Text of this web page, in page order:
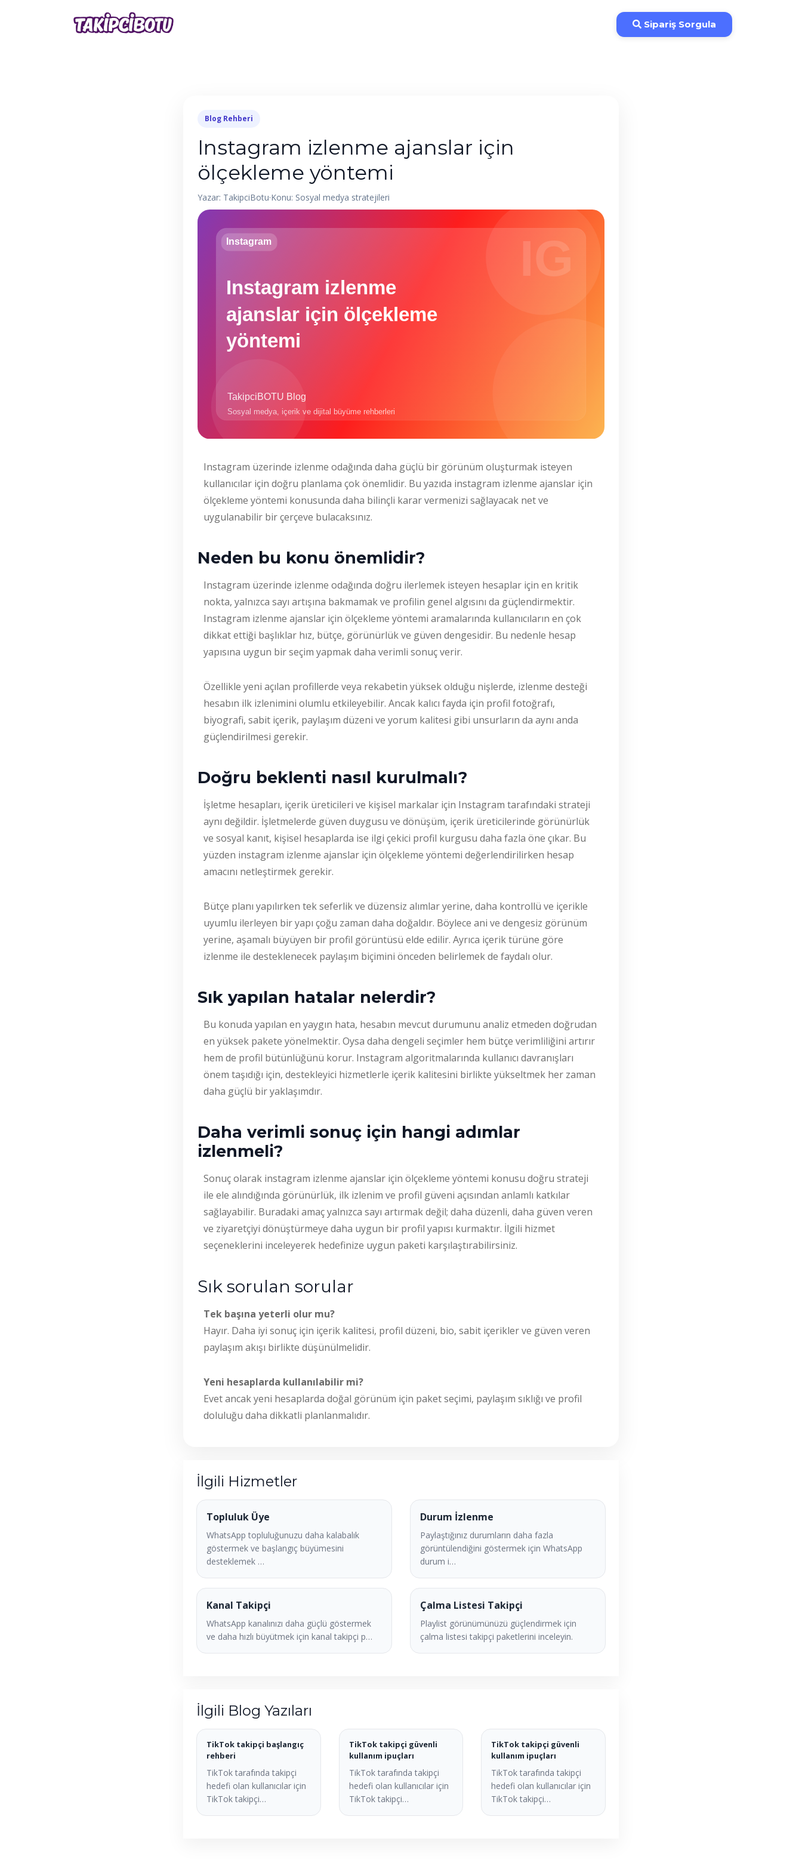
Sipariş Sorgula
Blog Rehberi
Instagram izlenme ajanslar için
ölçekleme yöntemi
Yazar: TakipciBotu·Konu: Sosyal medya stratejileri
Instagram üzerinde izlenme odağında daha güçlü bir görünüm oluşturmak isteyen
kullanıcılar için doğru planlama çok önemlidir. Bu yazıda instagram izlenme ajanslar için
ölçekleme yöntemi konusunda daha bilinçli karar vermenizi sağlayacak net ve
uygulanabilir bir çerçeve bulacaksınız.
Neden bu konu önemlidir?
Instagram üzerinde izlenme odağında doğru ilerlemek isteyen hesaplar için en kritik
nokta, yalnızca sayı artışına bakmamak ve profilin genel algısını da güçlendirmektir.
Instagram izlenme ajanslar için ölçekleme yöntemi aramalarında kullanıcıların en çok
dikkat ettiği başlıklar hız, bütçe, görünürlük ve güven dengesidir. Bu nedenle hesap
yapısına uygun bir seçim yapmak daha verimli sonuç verir.
Özellikle yeni açılan profillerde veya rekabetin yüksek olduğu nişlerde, izlenme desteği
hesabın ilk izlenimini olumlu etkileyebilir. Ancak kalıcı fayda için profil fotoğrafı,
biyografi, sabit içerik, paylaşım düzeni ve yorum kalitesi gibi unsurların da aynı anda
güçlendirilmesi gerekir.
Doğru beklenti nasıl kurulmalı?
İşletme hesapları, içerik üreticileri ve kişisel markalar için Instagram tarafındaki strateji
aynı değildir. İşletmelerde güven duygusu ve dönüşüm, içerik üreticilerinde görünürlük
ve sosyal kanıt, kişisel hesaplarda ise ilgi çekici profil kurgusu daha fazla öne çıkar. Bu
yüzden instagram izlenme ajanslar için ölçekleme yöntemi değerlendirilirken hesap
amacını netleştirmek gerekir.
Bütçe planı yapılırken tek seferlik ve düzensiz alımlar yerine, daha kontrollü ve içerikle
uyumlu ilerleyen bir yapı çoğu zaman daha doğaldır. Böylece ani ve dengesiz görünüm
yerine, aşamalı büyüyen bir profil görüntüsü elde edilir. Ayrıca içerik türüne göre
izlenme ile desteklenecek paylaşım biçimini önceden belirlemek de faydalı olur.
Sık yapılan hatalar nelerdir?
Bu konuda yapılan en yaygın hata, hesabın mevcut durumunu analiz etmeden doğrudan
en yüksek pakete yönelmektir. Oysa daha dengeli seçimler hem bütçe verimliliğini artırır
hem de profil bütünlüğünü korur. Instagram algoritmalarında kullanıcı davranışları
önem taşıdığı için, destekleyici hizmetlerle içerik kalitesini birlikte yükseltmek her zaman
daha güçlü bir yaklaşımdır.
Daha verimli sonuç için hangi adımlar
izlenmeli?
Sonuç olarak instagram izlenme ajanslar için ölçekleme yöntemi konusu doğru strateji
ile ele alındığında görünürlük, ilk izlenim ve profil güveni açısından anlamlı katkılar
sağlayabilir. Buradaki amaç yalnızca sayı artırmak değil; daha düzenli, daha güven veren
ve ziyaretçiyi dönüştürmeye daha uygun bir profil yapısı kurmaktır. İlgili hizmet
seçeneklerini inceleyerek hedefinize uygun paketi karşılaştırabilirsiniz.
Sık sorulan sorular
Tek başına yeterli olur mu?
Hayır. Daha iyi sonuç için içerik kalitesi, profil düzeni, bio, sabit içerikler ve güven veren
paylaşım akışı birlikte düşünülmelidir.
Yeni hesaplarda kullanılabilir mi?
Evet ancak yeni hesaplarda doğal görünüm için paket seçimi, paylaşım sıklığı ve profil
doluluğu daha dikkatli planlanmalıdır.
İlgili Hizmetler
Topluluk Üye
WhatsApp topluluğunuzu daha kalabalık
göstermek ve başlangıç büyümesini
desteklemek …
Durum İzlenme
Paylaştığınız durumların daha fazla
görüntülendiğini göstermek için WhatsApp
durum i…
Kanal Takipçi
WhatsApp kanalınızı daha güçlü göstermek
ve daha hızlı büyütmek için kanal takipçi p…
Çalma Listesi Takipçi
Playlist görünümünüzü güçlendirmek için
çalma listesi takipçi paketlerini inceleyin.
İlgili Blog Yazıları
TikTok takipçi başlangıç
rehberi
TikTok tarafında takipçi
hedefi olan kullanıcılar için
TikTok takipçi…
TikTok takipçi güvenli
kullanım ipuçları
TikTok tarafında takipçi
hedefi olan kullanıcılar için
TikTok takipçi…
TikTok takipçi güvenli
kullanım ipuçları
TikTok tarafında takipçi
hedefi olan kullanıcılar için
TikTok takipçi…